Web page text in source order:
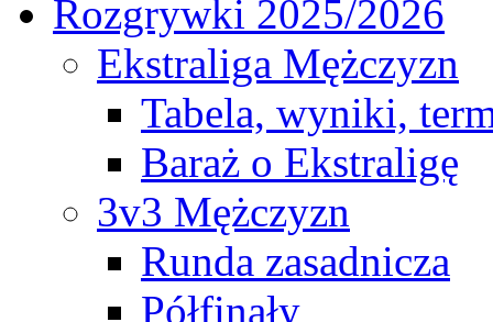
Rozgrywki 2025/2026
Ekstraliga Mężczyzn
Tabela, wyniki,
Baraż o Ekstraligę
3v3 Mężczyzn
Runda zasadnicza
Półfinały